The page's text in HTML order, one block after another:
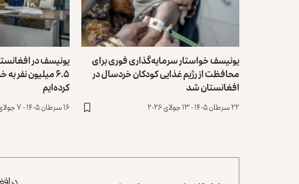
یونیسف خواستار سرمایه‌گذاری فوری برای
محافظت از رژیم غذایی کودکان خردسال در
افغانستان شد
۲۲ سرطان ۱۴۰۵ - ۱۳ جولای ۲۰۲۶
یونیسف در
۶.۵ میلیون
کرده‌ایم
۱۶ سرطان ۱۴۰۵ - ۷ جولای ۲۰۲۶